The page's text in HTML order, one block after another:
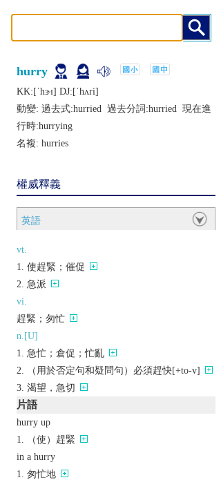
hurry
KK:[ˈhɝɪ] DJ:[ˈhʌri]
動變: 過去式:hurried 過去分詞:hurried 現在進
行時:hurrying
名複: hurries
權威釋義
英語
vt.
使趕緊；催促
急派
vi.
趕緊；匆忙
n.[U]
急忙；倉促；忙亂
（用於否定句和疑問句）必須趕快[+to-v]
渴望，急切
片語
hurry up
（使）趕緊
in a hurry
匆忙地